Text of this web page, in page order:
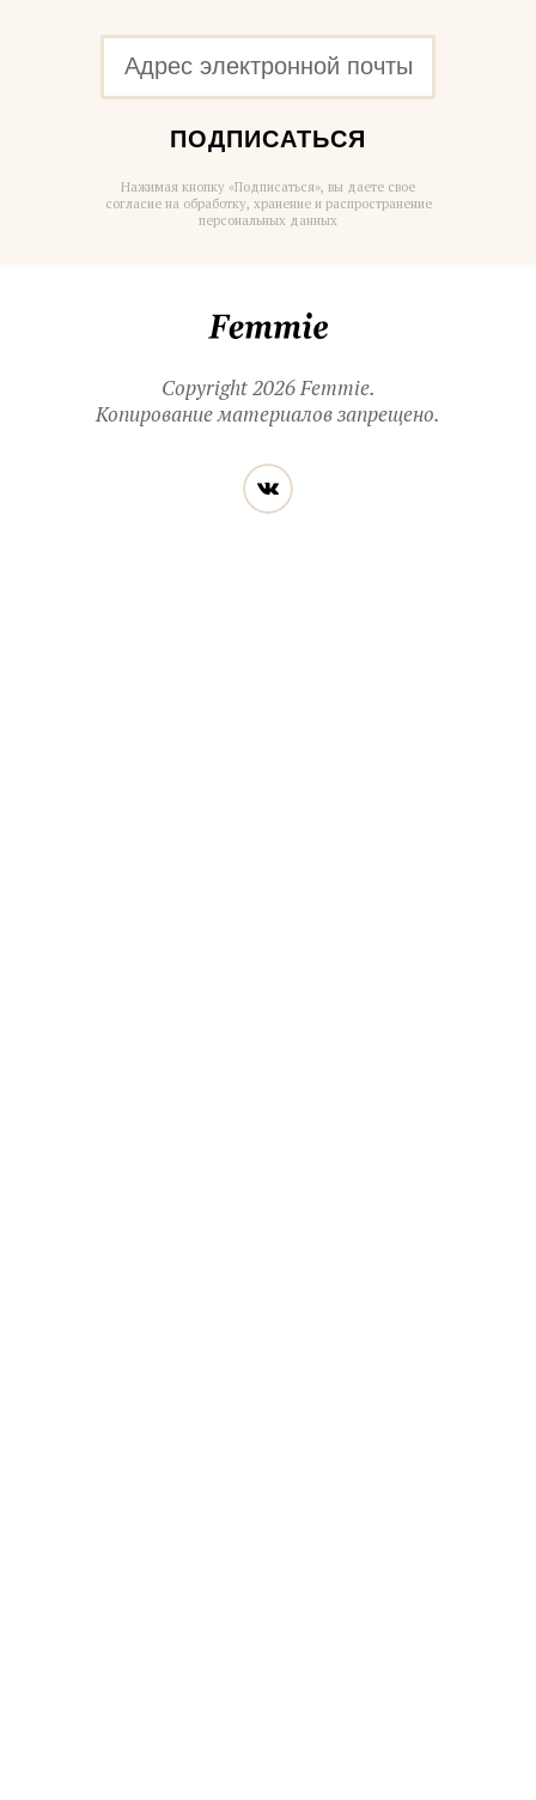
ПОДПИСАТЬСЯ
Нажимая кнопку «Подписаться», вы даете свое
согласие на обработку, хранение и распространение
персональных данных
Copyright 2026 Femmie.
Копирование материалов запрещено.
Читайте
нас
в социальных